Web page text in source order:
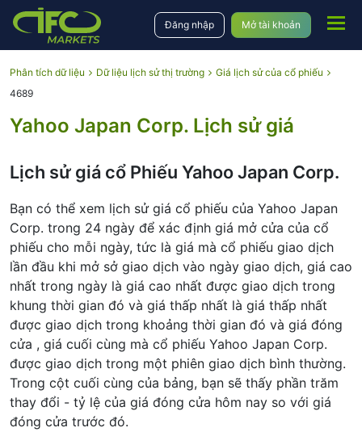
Đăng nhập Mở tài khoản
Phân tích dữ liệu Dữ liệu lịch sử thị trường
Giá lịch sử của cổ phiếu
4689
Yahoo Japan Corp. Lịch sử giá
Lịch sử giá cổ Phiếu Yahoo Japan Corp.
Bạn có thể xem lịch sử giá cổ phiếu của Yahoo Japan
Corp. trong 24 ngày để xác định giá mở cửa của cổ
phiếu cho mỗi ngày, tức là giá mà cổ phiếu giao dịch
lần đầu khi mở sở giao dịch vào ngày giao dịch, giá cao
nhất trong ngày là giá cao nhất được giao dịch trong
khung thời gian đó và giá thấp nhất là giá thấp nhất
được giao dịch trong khoảng thời gian đó và giá đóng
cửa , giá cuối cùng mà cổ phiếu Yahoo Japan Corp.
được giao dịch trong một phiên giao dịch bình thường.
Trong cột cuối cùng của bảng, bạn sẽ thấy phần trăm
thay đổi - tỷ lệ của giá đóng cửa hôm nay so với giá
đóng cửa trước đó.